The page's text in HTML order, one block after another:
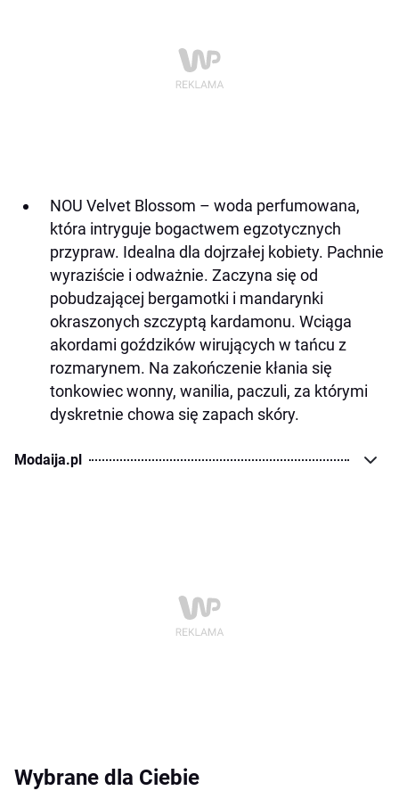
NOU Velvet Blossom – woda perfumowana,
która intryguje bogactwem egzotycznych
przypraw. Idealna dla dojrzałej kobiety. Pachnie
wyraziście i odważnie. Zaczyna się od
pobudzającej bergamotki i mandarynki
okraszonych szczyptą kardamonu. Wciąga
akordami goździków wirujących w tańcu z
rozmarynem. Na zakończenie kłania się
tonkowiec wonny, wanilia, paczuli, za którymi
dyskretnie chowa się zapach skóry.
Modaija.pl
Wybrane dla Ciebie